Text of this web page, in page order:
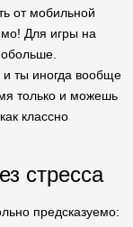
от мобильной
Для игры на
и ты иногда вообще
только и можешь
классно
стресса
предсказуемо: